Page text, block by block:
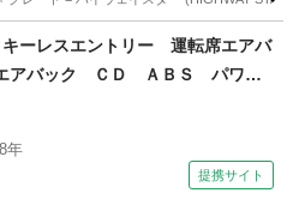
イズーレスエントリー 運転席エアバ
アバック ＣＤ ＡＢＳ パワー
検9.9）
年
提携サイト